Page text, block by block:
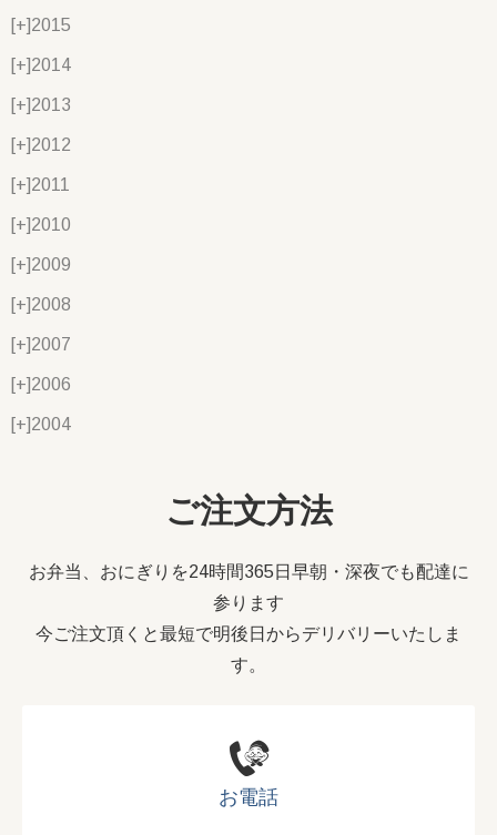
[+]2015
[+]2014
[+]2013
[+]2012
[+]2011
[+]2010
[+]2009
[+]2008
[+]2007
[+]2006
[+]2004
ご注文方法
お弁当、おにぎりを24時間365日早朝・深夜でも配達に
参ります
今ご注文頂くと最短で明後日からデリバリーいたしま
す。
お電話